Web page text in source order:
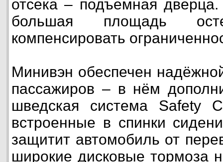
отсека – подъемная
большая площадь
компенсировать
Минивэн обеспечен
пассажиров – в нём
шведская система Safety
встроенные в спинки
защитит автомобиль от
широкие дисковые тормоза